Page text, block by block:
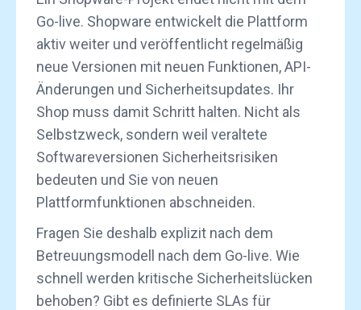
Go-live. Shopware entwickelt die Plattform
aktiv weiter und veröffentlicht regelmäßig
neue Versionen mit neuen Funktionen, API-
Änderungen und Sicherheitsupdates. Ihr
Shop muss damit Schritt halten. Nicht als
Selbstzweck, sondern weil veraltete
Softwareversionen Sicherheitsrisiken
bedeuten und Sie von neuen
Plattformfunktionen abschneiden.
Fragen Sie deshalb explizit nach dem
Betreuungsmodell nach dem Go-live. Wie
schnell werden kritische Sicherheitslücken
behoben? Gibt es definierte SLAs für